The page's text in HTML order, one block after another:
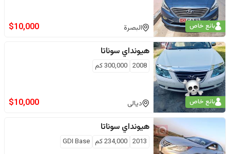
بائع خاص البصرة $10,000
بائع خاص
هيونداي سوناتا
2008
300,000كم
ديالى $10,000
هيونداي سوناتا
2013
234,000كم GDI Base